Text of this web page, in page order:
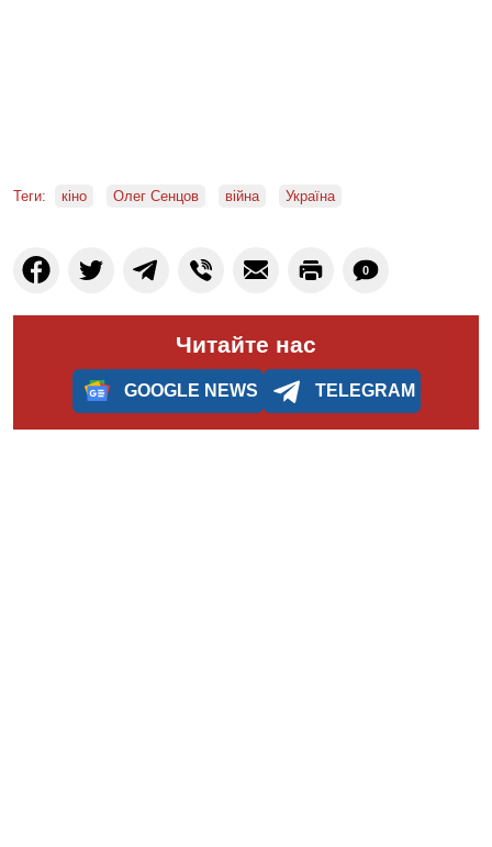
Теги: кіно Олег Сенцов війна Україна
0
Читайте нас
GOOGLE NEWS TELEGRAM